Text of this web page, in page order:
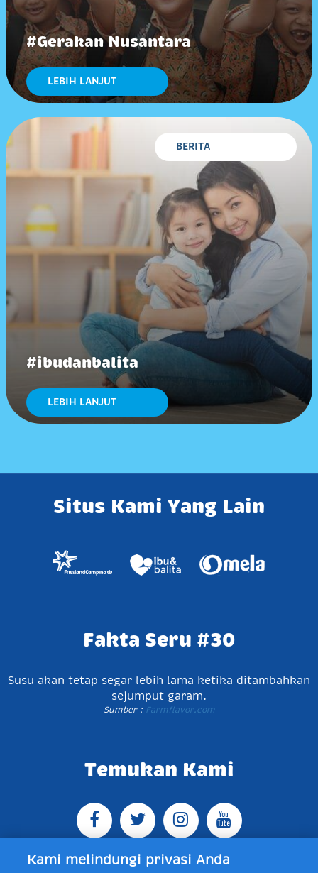
#Gerakan Nusantara
LEBIH LANJUT
#ibudanbalita
LEBIH LANJUT
BERITA
Situs Kami Yang Lain
Fakta Seru #30
Susu akan tetap segar lebih lama ketika ditambahkan
sejumput garam.
Sumber :Farmflavor.com
Temukan Kami
Kami melindungi privasi Anda